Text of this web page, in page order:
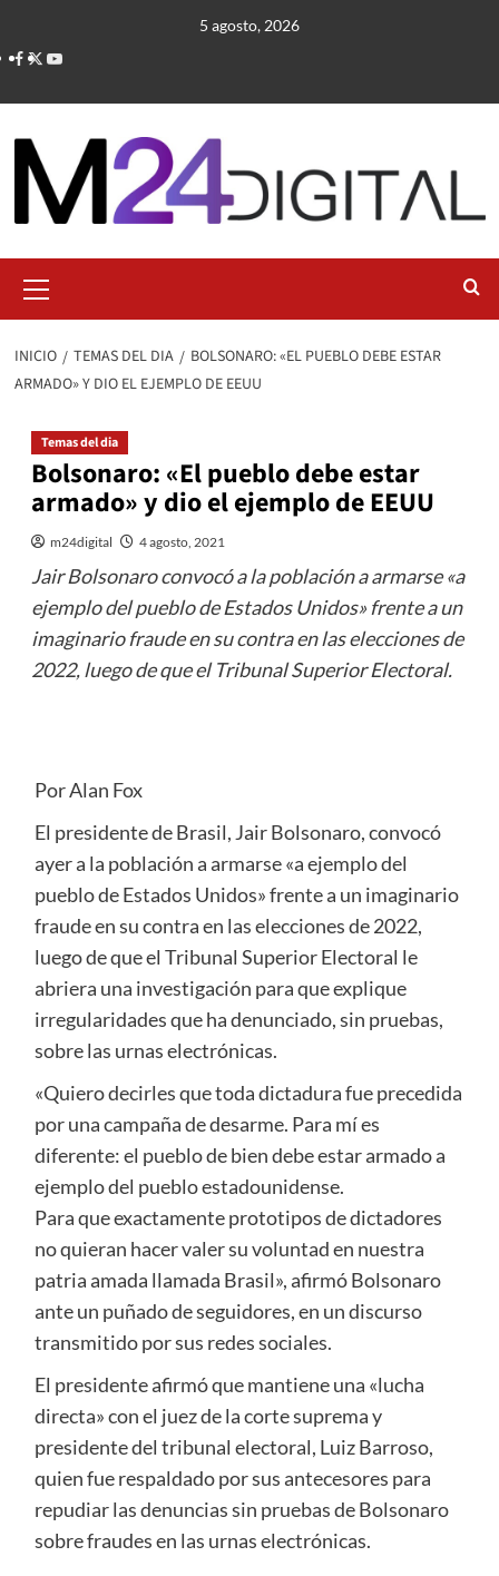
contenido
5 agosto, 2026
primario
INICIO TEMAS DEL DIA
BOLSONARO: «EL PUEBLO DEBE ESTAR
ARMADO» Y DIO EL EJEMPLO DE EEUU
Temas del dia
Bolsonaro: «El pueblo debe estar
armado» y dio el ejemplo de EEUU
m24digital 4 agosto, 2021
Jair Bolsonaro convocó a la población a armarse «a
ejemplo del pueblo de Estados Unidos» frente a un
imaginario fraude en su contra en las elecciones de
2022, luego de que el Tribunal Superior Electoral.
Por Alan Fox
El presidente de Brasil, Jair Bolsonaro, convocó
ayer a la población a armarse «a ejemplo del
pueblo de Estados Unidos» frente a un imaginario
fraude en su contra en las elecciones de 2022,
luego de que el Tribunal Superior Electoral le
abriera una investigación para que explique
irregularidades que ha denunciado, sin pruebas,
sobre las urnas electrónicas.
«Quiero decirles que toda dictadura fue precedida
por una campaña de desarme. Para mí es
diferente: el pueblo de bien debe estar armado a
ejemplo del pueblo estadounidense.
Para que exactamente prototipos de dictadores
no quieran hacer valer su voluntad en nuestra
patria amada llamada Brasil», afirmó Bolsonaro
ante un puñado de seguidores, en un discurso
transmitido por sus redes sociales.
El presidente afirmó que mantiene una «lucha
directa» con el juez de la corte suprema y
presidente del tribunal electoral, Luiz Barroso,
quien fue respaldado por sus antecesores para
repudiar las denuncias sin pruebas de Bolsonaro
sobre fraudes en las urnas electrónicas.